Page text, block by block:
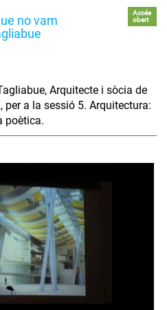
no vam
Accés
obert
Arquitecte i sòcia de
per a la sessió 5. Arquitectura:
poètica.